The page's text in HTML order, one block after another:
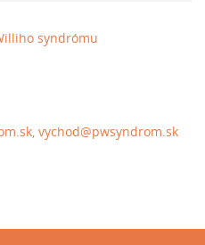
syndrómu
vychod@pwsyndrom.sk